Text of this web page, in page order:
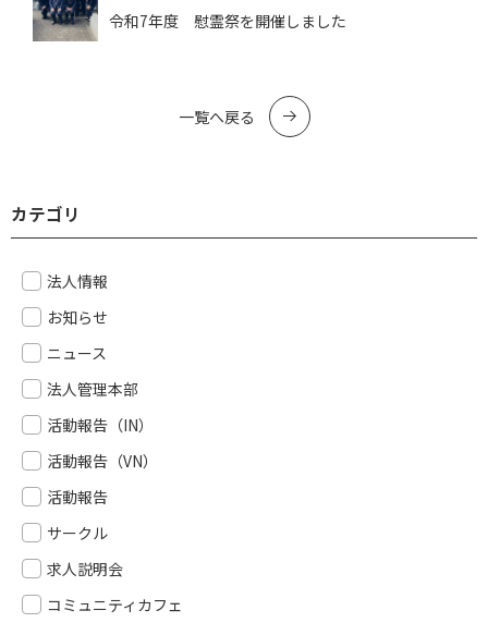
令和7年度 慰霊祭を開催しました
一覧へ戻る
カテゴリ
法人情報
お知らせ
ニュース
法人管理本部
活動報告（IN）
活動報告（VN）
活動報告
サークル
求人説明会
コミュニティカフェ